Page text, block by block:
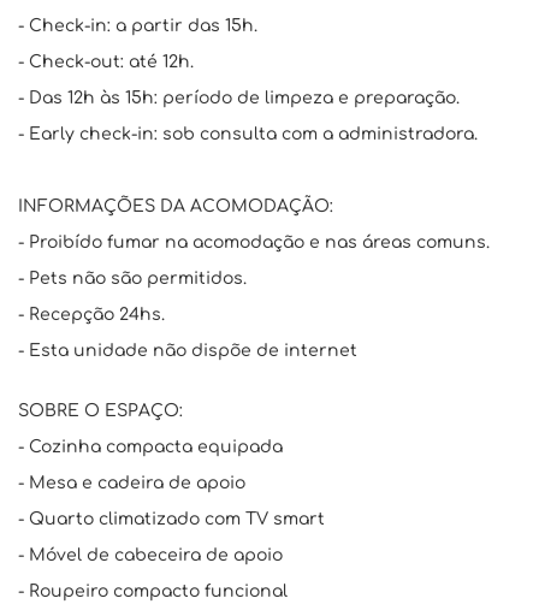
- Check-in: a partir das 15h.
- Check-out: até 12h.
- Das 12h às 15h: período de limpeza e preparação.
- Early check-in: sob consulta com a administradora.
INFORMAÇÕES DA ACOMODAÇÃO:
- Proibído fumar na acomodação e nas áreas comuns.
- Pets não são permitidos.
- Recepção 24hs.
- Esta unidade não dispõe de internet
SOBRE O ESPAÇO:
- Cozinha compacta equipada
- Mesa e cadeira de apoio
- Quarto climatizado com TV smart
- Móvel de cabeceira de apoio
- Roupeiro compacto funcional